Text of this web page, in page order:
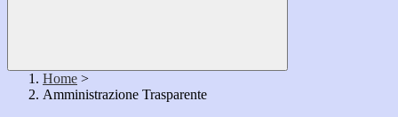
Home >
Amministrazione Trasparente